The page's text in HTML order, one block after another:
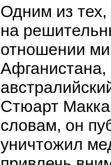
Одним из тех,
на
отношении
Афганистана,
Стюарт
словам, он
уничтожил